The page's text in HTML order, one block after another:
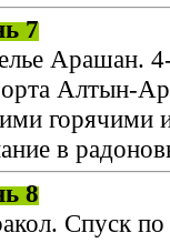
7
Арашан.
Алтын-
горячими
в
8
Спуск